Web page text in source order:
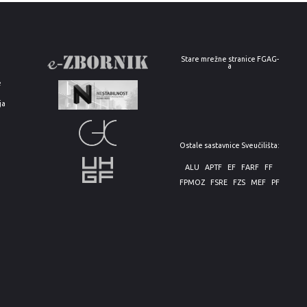
Stare mrežne stranice FGAG-
a
Ostale sastavnice Sveučilišta:
ALU APTF EF FARF
FF
FPMOZ
FSRE FZS MEF PF